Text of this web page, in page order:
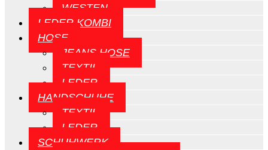
WESTEN
LEDER KOMBI
HOSE
JEANS HOSE
TEXTIL
LEDER
HANDSCHUHE
TEXTIL
LEDER
SCHUHWERK